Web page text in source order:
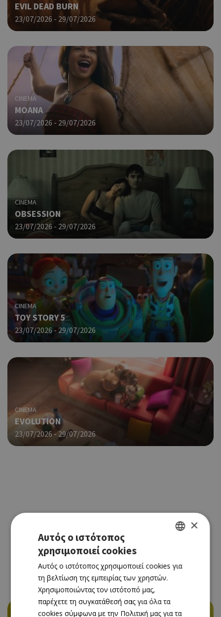
EVIL DEAD BURN
23/07/2026 - 29/07/2026
CINEMA
MOANA
23/07/2026 - 29/07/2026
CINEMA
OBSESSION
23/07/2026 - 29/07/2026
CINEMA
TOY STORY 5
23/07/2026 - 29/07/2026
CINEMA
EVOLUTION
23/07/2026 - 29/07/2026
ENGLISH
×
Αυτός ο ιστότοπος
χρησιμοποιεί cookies
Αυτός ο ιστότοπος χρησιμοποιεί cookies για
τη βελτίωση της εμπειρίας των χρηστών.
Χρησιμοποιώντας τον ιστότοπό μας,
παρέχετε τη συγκατάθεσή σας για όλα τα
cookies σύμφωνα με την Πολιτική μας για τα